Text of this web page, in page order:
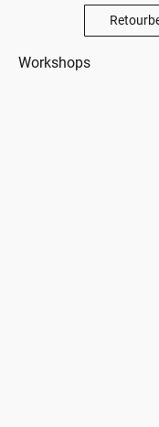
Workshops